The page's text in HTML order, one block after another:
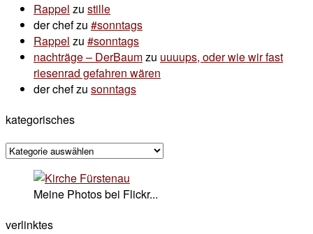
Rappel zu stille
der chefzu #sonntags
Rappel zu #sonntags
nachträge – DerBaumzu uuuups, oder wie wir fast
riesenrad gefahren wären
der chefzu sonntags
kategorisches
kategorisches
Meine Photos bei Flickr...
verlinktes